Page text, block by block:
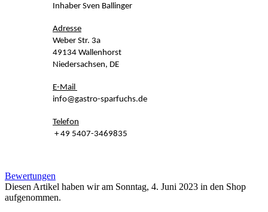
Inhaber Sven Ballinger
Adresse
Weber Str. 3a
49134 Wallenhorst
Niedersachsen, DE
E-Mail
info@gastro-sparfuchs.de
Telefon
+ 49 5407-3469835
Bewertungen
Diesen Artikel haben wir am Sonntag, 4. Juni 2023 in den Shop
aufgenommen.